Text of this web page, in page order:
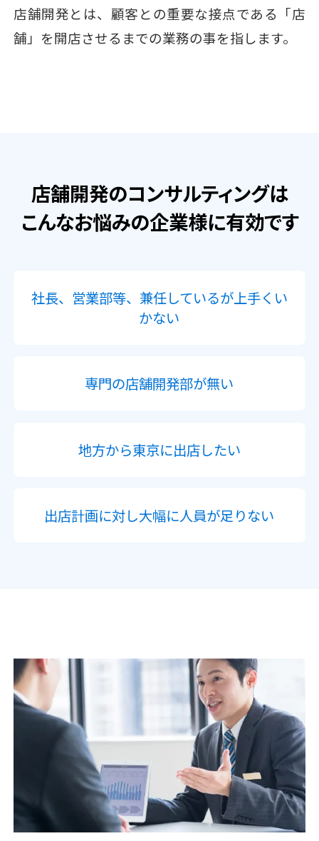
店舗開発とは、顧客との重要な接点である「店
舗」を開店させるまでの業務の事を指します。
店舗開発のコンサルティングは
こんなお悩みの企業様に有効です
社長、営業部等、兼任しているが上手くい
かない
専門の店舗開発部が無い
地方から東京に出店したい
出店計画に対し大幅に人員が足りない